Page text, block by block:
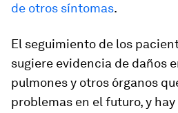
de otros síntomas.
El seguimiento de los
sugiere evidencia de daños
pulmones y otros órganos
problemas en el futuro, y